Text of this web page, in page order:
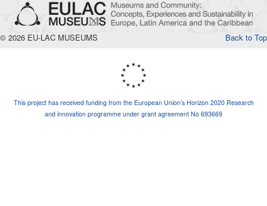
Back to Top
© 2026 EU-LAC MUSEUMS
This project has received funding from the European Union’s Horizon 2020 Research
and innovation programme under grant agreement No 693669